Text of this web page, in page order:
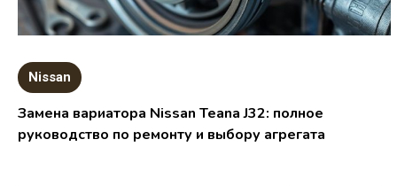
Nissan
Замена вариатора Nissan Teana J32: полное
руководство по ремонту и выбору агрегата